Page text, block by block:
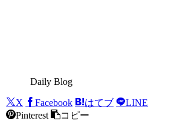
Daily Blog
X Facebook はてブ
LINE
Pinterest
コピー